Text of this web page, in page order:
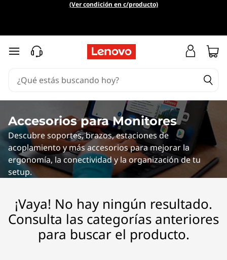
R
H
a
d
s
e
t
(Ver condición en c/producto)
Ir al contenido principal
Accesorios para Monitores
Descubre soportes, brazos, estaciones de
acoplamiento y más accesorios para mejorar la
ergonomía, la conectividad y la organización de tu
setup.
¡Vaya! No hay ningún resultado.
Consulta las categorías anteriores
para buscar el producto.